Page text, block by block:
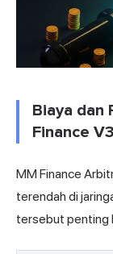
Biaya dan
Finance V3
MM Finance
terendah di
tersebut penting